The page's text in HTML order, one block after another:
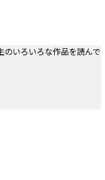
のいろいろな作品を読んで